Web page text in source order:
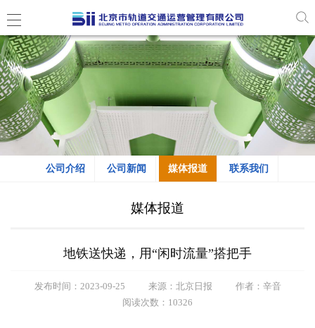
公司介绍 公司新闻 媒体报道 联系我们
媒体报道
地铁送快递，用“闲时流量”搭把手
发布时间：2023-09-25 来源：北京日报
作者：辛音
阅读次数：10326